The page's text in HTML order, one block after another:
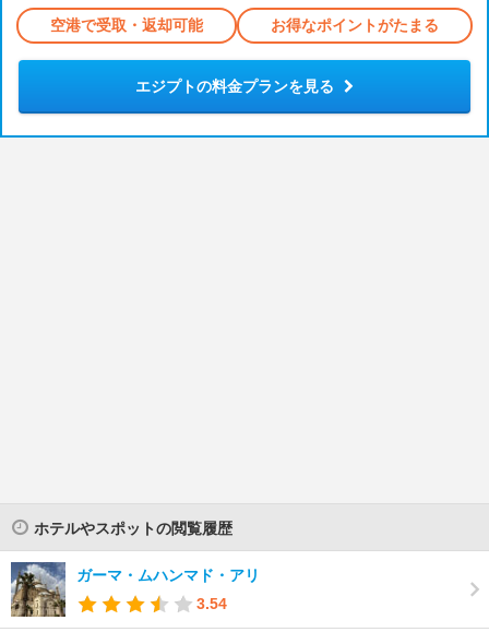
空港で受取・返却可能 お得なポイントがたまる
エジプトの料金プランを見る
ホテルやスポットの閲覧履歴
ガーマ・ムハンマド・アリ
3.54